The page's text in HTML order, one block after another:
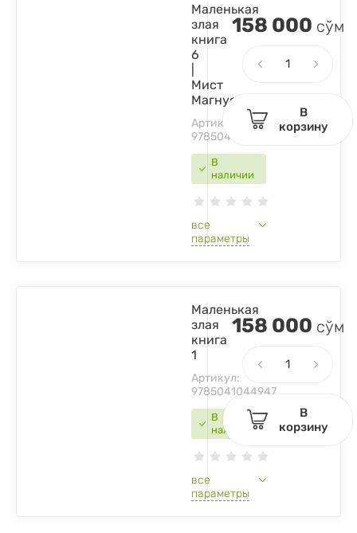
В
наличии
Маленькая
злая
книга
6
Мист
Магнус
Артикул:
9785041862558
все
параметры
158 000 сўм
В
корзину
В
наличии
Маленькая
злая
книга
1
Артикул:
9785041044947
все
параметры
158 000 сўм
В
корзину